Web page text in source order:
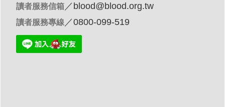
讀者服務信箱 ／ blood@blood.org.tw
讀者服務專線 ／0800-099-519